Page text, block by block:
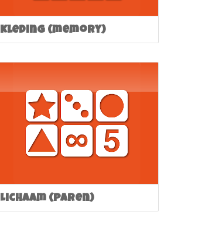
Kleding (memory)
Lichaam (paren)